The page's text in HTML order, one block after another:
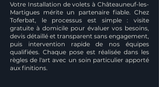
Votre Installation de volets à Châteauneuf-les-
Martigues mérite un partenaire fiable. Chez
Toferbat, le processus est simple : visite
gratuite à domicile pour évaluer vos besoins,
devis détaillé et transparent sans engagement,
puis intervention rapide de nos équipes
qualifiées. Chaque pose est réalisée dans les
règles de l'art avec un soin particulier apporté
aux finitions.